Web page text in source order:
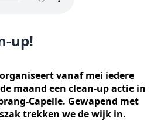
up!
vanaf mei iedere
maand een clean-up actie in
Capelle. Gewapend met
trekken we de wijk in.